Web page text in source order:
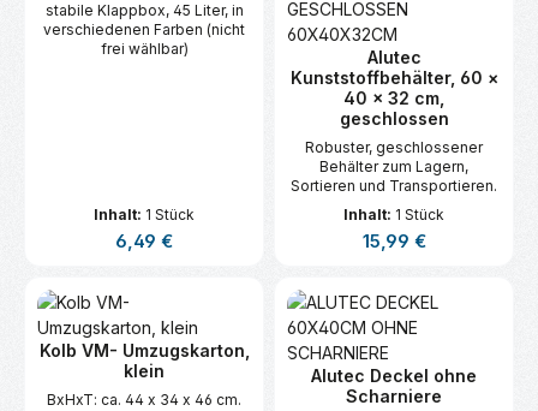
stabile Klappbox, 45 Liter, in
verschiedenen Farben (nicht
frei wählbar)
Inhalt: 1 Stück
Regulärer Preis:
6,49 €
Alutec
Kunststoffbehälter, 60 ×
40 × 32 cm,
geschlossen
Robuster, geschlossener
Behälter zum Lagern,
Sortieren und Transportieren.
Inhalt: 1 Stück
Regulärer Preis:
15,99 €
Kolb VM- Umzugskarton,
klein
BxHxT: ca. 44 x 34 x 46 cm.
Alutec Deckel ohne
Scharniere